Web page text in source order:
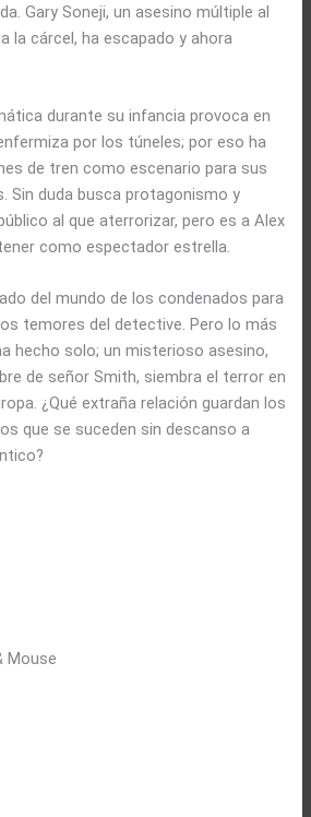
Gary Soneji, un asesino múltiple al
la cárcel, ha escapado y ahora
durante su infancia provoca en
por los túneles; por eso ha
de tren como escenario para sus
Sin duda busca protagonismo y
al que aterrorizar, pero es a Alex
como espectador estrella.
del mundo de los condenados para
temores del detective. Pero lo más
hecho solo; un misterioso asesino,
de señor Smith, siembra el terror en
¿Qué extraña relación guardan los
que se suceden sin descanso a
Mouse